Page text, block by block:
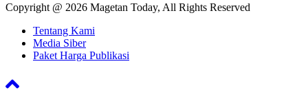
Copyright @ 2026 Magetan Today, All Rights Reserved
Tentang Kami
Media Siber
Paket Harga Publikasi